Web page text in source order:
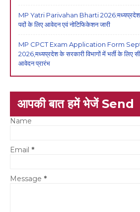
MP Yatri Parivahan Bharti 2026:मध्यप्रदेश
पदों के लिए आवेदन एवं नोटिफिकेशन जारी
MP CPCT Exam Application Form
2026,मध्यप्रदेश के सरकारी विभागों में भर्ती के लिए
आवेदन प्रारंभ
आपकी बात हमें भेजें Send
Name
Email *
Message *